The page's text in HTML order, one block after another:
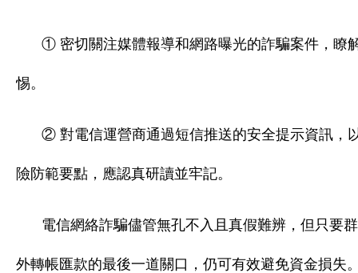
① 密切關注媒體報導和網路曝光的詐騙案件，瞭
惕。
② 對電信運營商通過短信推送的安全提示資訊，
險防範要點，應認真研讀並牢記。
電信網絡詐騙儘管無孔不入且真假難辨，但只要
外轉帳匯款的最後一道關口，仍可有效避免資金損失